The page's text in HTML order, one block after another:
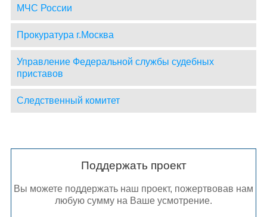
МЧС России
Прокуратура г.Москва
Управление Федеральной службы судебных
приставов
Следственный комитет
Поддержать проект
Вы можете поддержать наш проект, пожертвовав нам
любую сумму на Ваше усмотрение.